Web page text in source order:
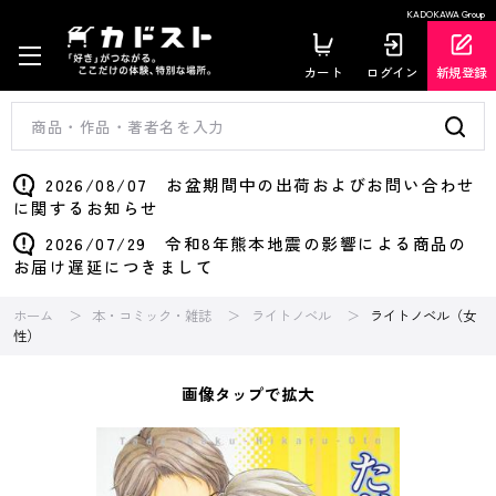
KADOKAWA Group
カート ログイン 新規登録
2026/08/07 お盆期間中の出荷およびお問い合わせ
に関するお知らせ
2026/07/29 令和8年熊本地震の影響による商品の
お届け遅延につきまして
ホーム 本・コミック・雑誌 ライトノベル
ライトノベル（女
性）
画像タップで拡大